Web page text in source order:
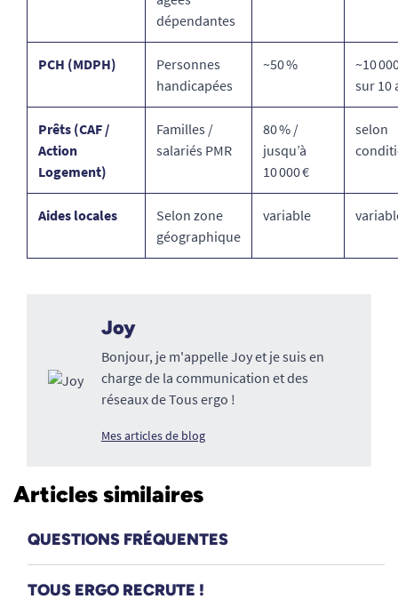
dépendantes
PCH (MDPH)
Personnes
handicapées
~50 %
~10
sur 10
Prêts (CAF /
Action
Logement)
Familles /
salariés PMR
80 % /
jusqu’à
10 000 €
selon
Aides locales​
Selon zone
géographique
variable
Joy
Bonjour, je m'appelle Joy et je suis en
charge de la communication et des
réseaux de Tous ergo !
Mes articles de blog
Articles similaires
QUESTIONS FRÉQUENTES
TOUS ERGO RECRUTE !